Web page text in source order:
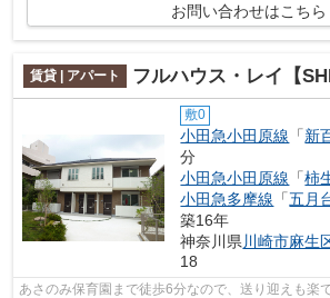
お問い合わせはこちら
賃貸 | アパート フルハウス・レイ【
敷0
小田急小田原線 「新
分
小田急小田原線 「柿
小田急多摩線 「五月
築16年
神奈川県 川崎市麻生
18
あさのみ保育園まで徒歩6分なので、送り迎えも楽